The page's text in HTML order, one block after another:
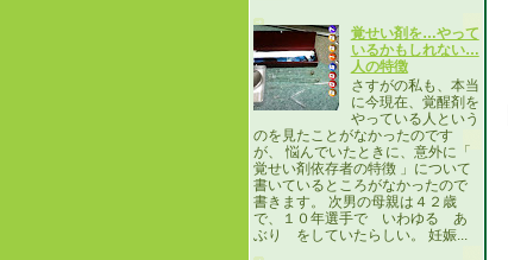
覚せい剤を…やって
いるかもしれない…
人の特徴
さすがの私も、本当
に今現在、覚醒剤を
やっている人という
のを見たことがなかったのです
が、 悩んでいたときに、意外に「
覚せい剤依存者の特徴 」について
書いているところがなかったので
書きます。 次男の母親は４２歳
で、１０年選手で いわゆる あ
ぶり をしていたらしい。 妊娠...